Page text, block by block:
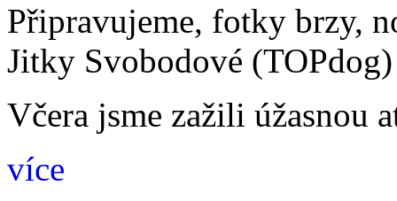
Připravujeme, fotky brzy,
Jitky Svobodové (TOPdog)
Včera jsme zažili úžasnou
více